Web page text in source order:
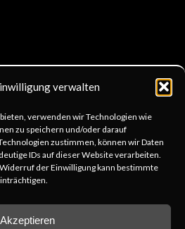
verwalten
verwenden wir Technologien wie
zu speichern und/oder darauf
zustimmen, können wir Daten
IDs auf dieser Website verarbeiten.
der Einwilligung kann bestimmte
Akzeptieren